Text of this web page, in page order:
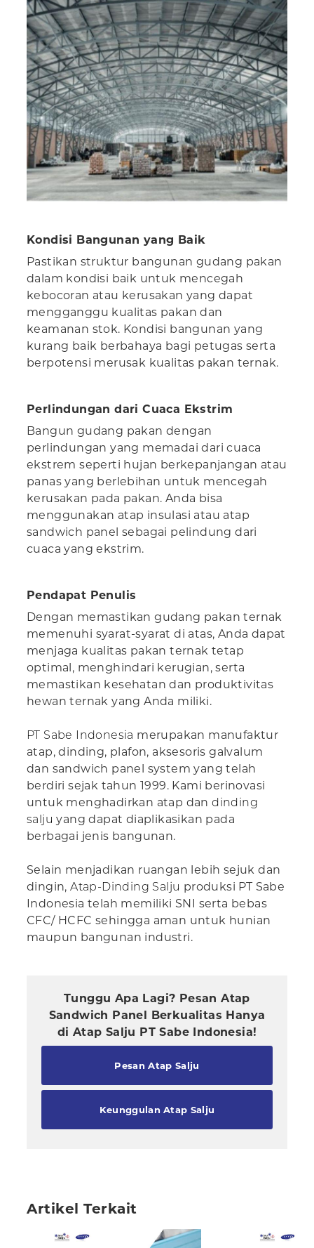
Kondisi Bangunan yang Baik
Pastikan struktur bangunan gudang pakan
dalam kondisi baik untuk mencegah
kebocoran atau kerusakan yang dapat
mengganggu kualitas pakan dan
keamanan stok. Kondisi bangunan yang
kurang baik berbahaya bagi petugas serta
berpotensi merusak kualitas pakan ternak.
Perlindungan dari Cuaca Ekstrim
Bangun gudang pakan dengan
perlindungan yang memadai dari cuaca
ekstrem seperti hujan berkepanjangan atau
panas yang berlebihan untuk mencegah
kerusakan pada pakan. Anda bisa
menggunakan atap insulasi atau atap
sandwich panel sebagai pelindung dari
cuaca yang ekstrim.
Pendapat Penulis
Dengan memastikan gudang pakan ternak
memenuhi syarat-syarat di atas, Anda dapat
menjaga kualitas pakan ternak tetap
optimal, menghindari kerugian, serta
memastikan kesehatan dan produktivitas
hewan ternak yang Anda miliki.
PT Sabe Indonesia merupakan manufaktur
atap, dinding, plafon, aksesoris galvalum
dan sandwich panel system yang telah
berdiri sejak tahun 1999. Kami berinovasi
untuk menghadirkan atap dandinding
salju yang dapat diaplikasikan pada
berbagai jenis bangunan.
Selain menjadikan ruangan lebih sejuk dan
dingin,Atap-Dinding Salju produksi PT Sabe
Indonesia telah memiliki SNI serta bebas
CFC/ HCFC sehingga aman untuk hunian
maupun bangunan industri.
Tunggu Apa Lagi? Pesan Atap
Sandwich Panel Berkualitas Hanya
di Atap Salju PT Sabe Indonesia!
Pesan Atap Salju
Keunggulan Atap Salju
Artikel Terkait